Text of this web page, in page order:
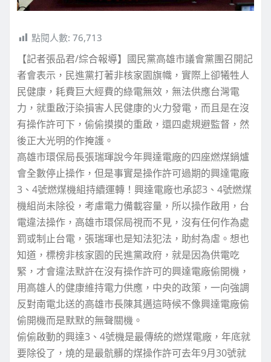
點閱人數: 76,713
【記者張品君/綜合報導】國民黨高雄市議會黨團召開記
者會表示，民進黨打著非核家園旗幟，實際上卻犧牲人
民健康，耗費巨大經費的綠電無效，無法供應台灣電
力，就重啟汙染損害人民健康的火力發電，而且是在沒
有操作許可下，偷偷摸摸的重啟，還四處規避監督，然
後正大光明的作掩護。
高雄市環保局長張瑞琿說今年興達電廠的四座燃煤鍋爐
會全數停止操作，但是事實是操作許可過期的興達電廠
3、4號燃煤機組持續運轉！興達電廠也承認3、4號燃煤
機組尚未除役，考慮電力備載容量，所以操作啟用，台
電違法操作，高雄市環保局視而不見，沒有任何作為處
罰或制止台電，張瑞琿也是知法犯法，助紂為虐。想也
知道，標榜非核家園的民進黨政府，就是因為供電吃
緊，才會違法默許在沒有操作許可的興達電廠偷開機，
用高雄人的健康維持電力供應，中央的政策，一向強調
反對南電北送的高雄市長陳其邁這時候不像興達電廠偷
偷開機而是默默的無聲關機。
偷偷啟動的興達3、4號機是最傳統的燃煤電廠，年底就
要除役了，燒的是最骯髒的煤操作許可去年9月30號就